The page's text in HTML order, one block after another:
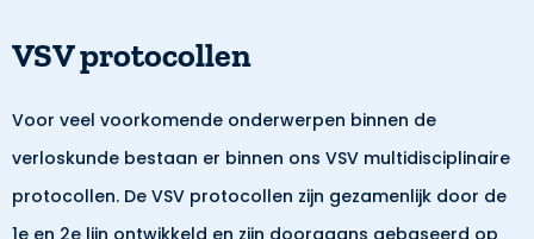
VSV protocollen
Voor veel voorkomende onderwerpen binnen de
verloskunde bestaan er binnen ons VSV multidisciplinaire
protocollen. De VSV protocollen zijn gezamenlijk door de
1e en 2e lijn ontwikkeld en zijn doorgaans gebaseerd op